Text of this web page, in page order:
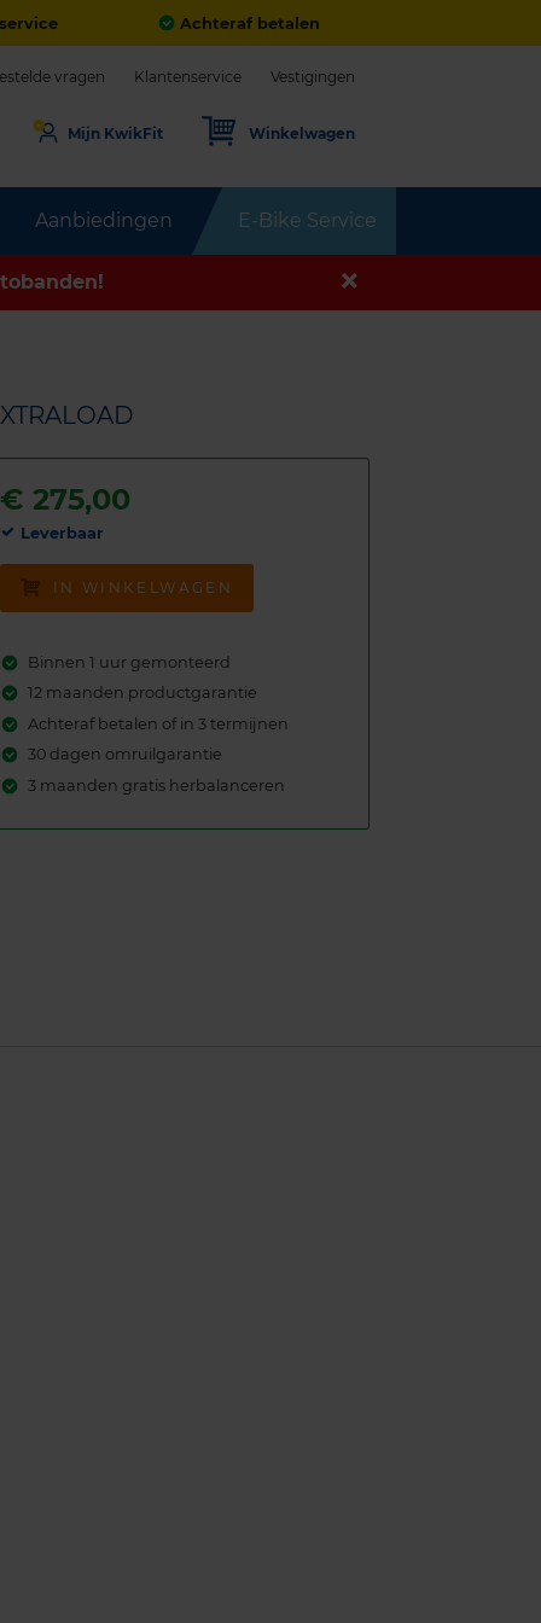
Achteraf betalen
Aanbiedingen E-Bike Service
vragen Klantenservice Vestigingen
Mijn KwikFit Winkelwagen
€275,00
Leverbaar
IN WINKELWAGEN
Binnen 1 uur gemonteerd
12 maanden productgarantie
Achteraf betalen of in 3 termijnen
30 dagen omruilgarantie
3 maanden gratis herbalanceren